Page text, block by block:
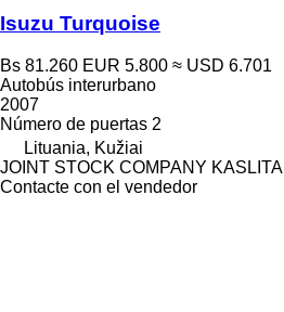
Isuzu Turquoise
Bs 81.260 EUR 5.800 ≈ USD 6.701
Autobús interurbano
2007
Número de puertas 2
Lituania, Kužiai
JOINT STOCK COMPANY KASLITA
Contacte con el vendedor